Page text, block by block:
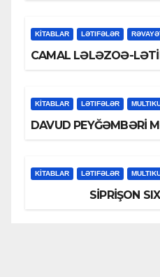
KİTABLAR LƏTIFƏLƏR
CAMAL LƏLƏZOƏ-
KİTABLAR LƏTIFƏLƏR
DAVUD PEYĞƏMBƏRİ
KİTABLAR LƏTIFƏLƏR
SİPRİŞON